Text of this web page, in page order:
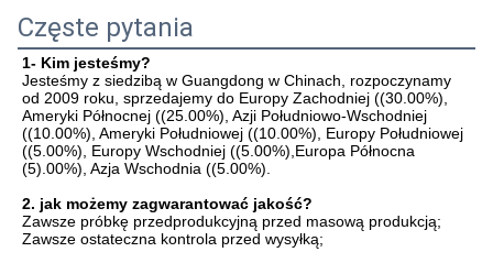
Częste pytania
1- Kim jesteśmy?
Jesteśmy z siedzibą w Guangdong w Chinach, rozpoczynamy
od 2009 roku, sprzedajemy do Europy Zachodniej ((30.00%),
Ameryki Północnej ((25.00%), Azji Południowo-Wschodniej
((10.00%), Ameryki Południowej ((10.00%), Europy Południowej
((5.00%), Europy Wschodniej ((5.00%),Europa Północna
(5).00%), Azja Wschodnia ((5.00%).
2. jak możemy zagwarantować jakość?
Zawsze próbkę przedprodukcyjną przed masową produkcją;
Zawsze ostateczna kontrola przed wysyłką;